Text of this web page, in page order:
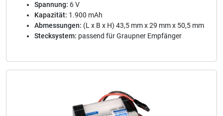
Spannung: 6 V
Kapazität: 1.900 mAh
Abmessungen: (L x B x H) 43,5 mm x 29 mm x 50,5 mm
Stecksystem: passend für Graupner Empfänger